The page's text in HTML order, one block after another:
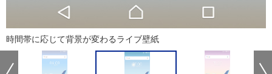
時間帯に応じて背景が変わるライブ壁紙